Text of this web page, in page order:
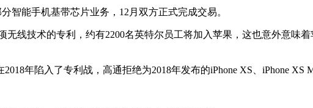
能手机基带芯片业务，12月双方正式完成交易。
技术的专利，约有2200名英特尔员工将加入苹果，这也意外意味着
年陷入了专利战，高通拒绝为2018年发布的iPhone XS、iPhone XS